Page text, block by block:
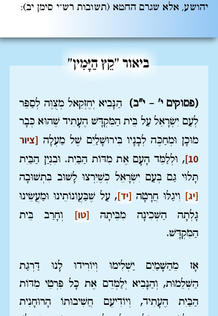
יהושע, אלא שגרם החטא (תשובות רש"י סימן יב):
(פסוקים י' – י"ב) הַנָּבִיא יְחֶזְקֵאל מְצֻוֶּה לְסַפֵּר
לְעַם יִשְׂרָאֵל עַל בֵּית הַמִּקְדָּשׁ הֶעָתִיד שֶׁהוּא כְּבָר
מוּכָן וּמְחַכֶּה לְבָנָיו בִּירוּשָׁלַיִם שֶׁל מַעְלָה [ציור
10] , וּלְלַמֵּד הָעָם אֶת מִדּוֹת הַבַּיִת. וּבִנְיַן הַבַּיִת
תָּלוּי גַּם בְּעַם יִשְׂרָאֵל כְּשֶׁיִּרְצוּ לָשׁוּב בִּתְשׁוּבָה
[יג] וִיגַלּוּ חֲרָטָה [יד], עַל שֶׁבַּעֲוֹנוֹתֵינוּ וּמַעֲשֵׂינוּ
גָּלְתָה הַשְּׁכִינָה מִבֵּיתָהּ [טו] וְחָרַב בֵּית
הַמִּקְדָּשׁ.
אָז מֵהַשָּׁמַיִם יַשְׁלִימוּ וְיוֹרִידוּ לָנוּ דַּרְגַּת
הַשְּׁלֵמוּת, וְהַנָּבִיא יְלַמְּדֵם אֶת כָּל פִּרְטֵי מִדּוֹת
הַבַּיִת הֶעָתִיד, וְיוֹדִיעֵם חֲשִׁיבוּתוֹ הָרוּחָנִית